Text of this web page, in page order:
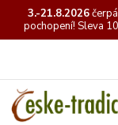
3.-21.8.2026
pochopení! Sleva